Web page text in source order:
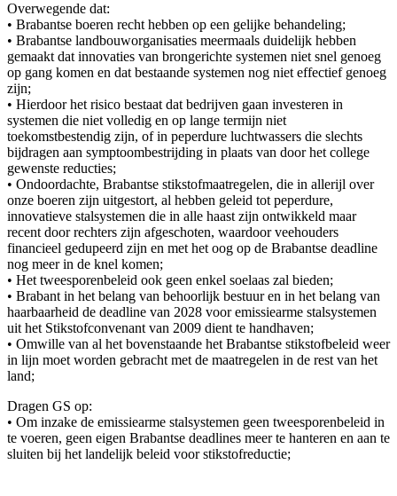
Overwegende dat:
• Brabantse boeren recht hebben op een gelijke behandeling;
• Brabantse landbouworganisaties meermaals duidelijk hebben
gemaakt dat innovaties van brongerichte systemen niet snel genoeg
op gang komen en dat bestaande systemen nog niet effectief genoeg
zijn;
• Hierdoor het risico bestaat dat bedrijven gaan investeren in
systemen die niet volledig en op lange termijn niet
toekomstbestendig zijn, of in peperdure luchtwassers die slechts
bijdragen aan symptoombestrijding in plaats van door het college
gewenste reducties;
• Ondoordachte, Brabantse stikstofmaatregelen, die in allerijl over
onze boeren zijn uitgestort, al hebben geleid tot peperdure,
innovatieve stalsystemen die in alle haast zijn ontwikkeld maar
recent door rechters zijn afgeschoten, waardoor veehouders
financieel gedupeerd zijn en met het oog op de Brabantse deadline
nog meer in de knel komen;
• Het tweesporenbeleid ook geen enkel soelaas zal bieden;
• Brabant in het belang van behoorlijk bestuur en in het belang van
haarbaarheid de deadline van 2028 voor emissiearme stalsystemen
uit het Stikstofconvenant van 2009 dient te handhaven;
• Omwille van al het bovenstaande het Brabantse stikstofbeleid weer
in lijn moet worden gebracht met de maatregelen in de rest van het
land;
Dragen GS op:
• Om inzake de emissiearme stalsystemen geen tweesporenbeleid in
te voeren, geen eigen Brabantse deadlines meer te hanteren en aan te
sluiten bij het landelijk beleid voor stikstofreductie;